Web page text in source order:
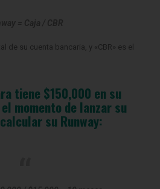
de su cuenta bancaria, y «CBR» es el
tiene $150,000 en su
momento de lanzar su
su Runway: